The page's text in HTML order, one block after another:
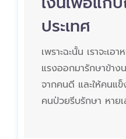
ประเทศ
เพราะฉะนั้น เราจะเ
แรงออกมารักษาข้า
จากคนดี และให้คนแ
คนป่วยรีบรักษา หาย